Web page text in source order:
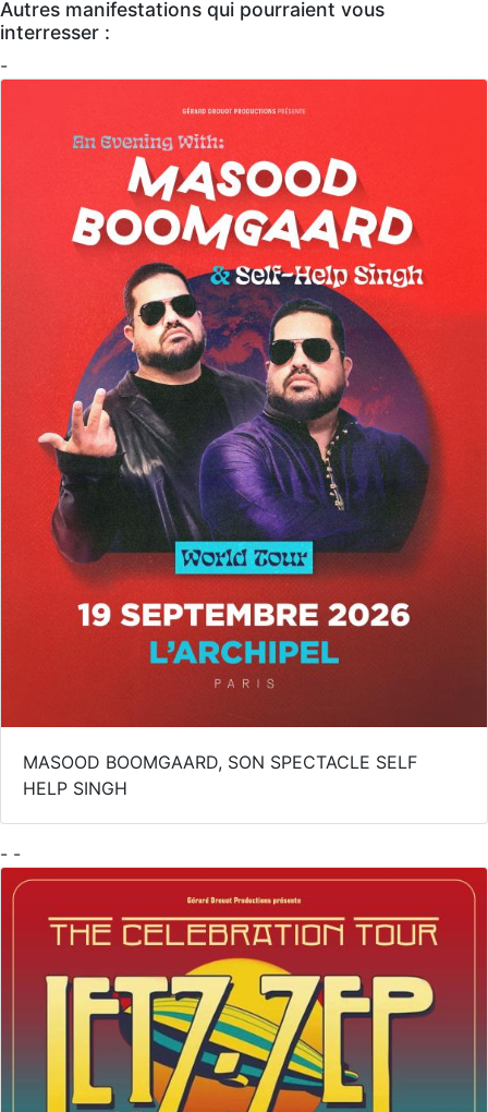
Autres manifestations qui pourraient vous
interresser :
-
MASOOD BOOMGAARD, SON SPECTACLE SELF
HELP SINGH
- -